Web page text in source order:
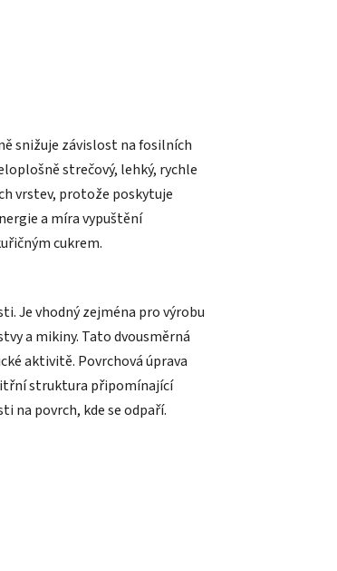
snižuje závislost na fosilních
strečový, lehký, rychle
vrstev, protože poskytuje
a míra vypuštění
cukrem.
Je vhodný zejména pro výrobu
a mikiny. Tato dvousměrná
aktivitě. Povrchová úprava
struktura připomínající
na povrch, kde se odpaří.